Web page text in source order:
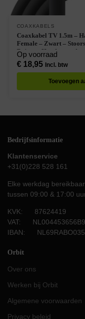
COAXKABELS
Coaxkabel TV 1.5m –
Female – Zwart –
Buiten – Handgemaakt
Op voorraad
€18,95 Incl. btw
Toevoegen
Bedrijfsinformatie
Klantenservice
+31(0)228 528 161
Elke werkdag bereikbaar
tussen 09:00 & 17:00
KVK: 87624419
VAT:
IBAN:
Orbit
Over ons
Werken bij Orbit
Algemene voorwaarden
Privacy beleid